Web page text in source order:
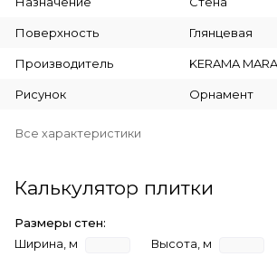
Поверхность Глянцевая
Производитель KERAMA
Рисунок Орнамент
Все характеристики
Калькулятор плитки
Размеры стен:
Ширина, м
Высота, м